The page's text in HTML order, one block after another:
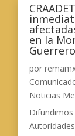
en la
Guerrero
por
Noticias